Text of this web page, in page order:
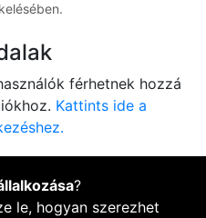
férhetnek hozzá
Kattints ide a
?
le, hogyan szerezhet